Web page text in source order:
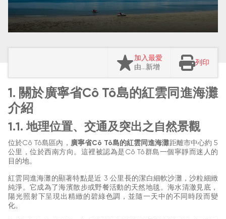
加入最愛
由…新增
列印
1. 關於廣寧省Cô Tô島的紅雲同進海灘
介紹
1.1. 地理位置、交通及突出之自然景觀
位於Cô Tô島區內， 廣寧省Cô Tô島的紅雲同進海灘距離市中心約 5
公里，位於西南方向。這裡被認為是Cô Tô群島一個寧靜而迷人的
目的地。
紅雲同進海灘的顯著特點是近 3 公里長的潔白細軟沙灘，沙粒細緻
純淨。它成為了海濱散步或野餐活動的天然地毯。海水清澈見底，
陽光照射下呈現出精緻的碧綠色調，並隨一天中的不同時段而變
化。